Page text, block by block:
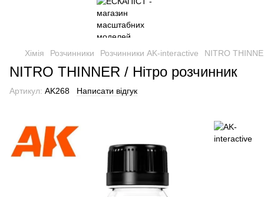
Хімія Розчинники Розчинники AK-interactive NITRO
NITRO THINNER / Нітро розчинник
Артикул: AK268 Написати відгук